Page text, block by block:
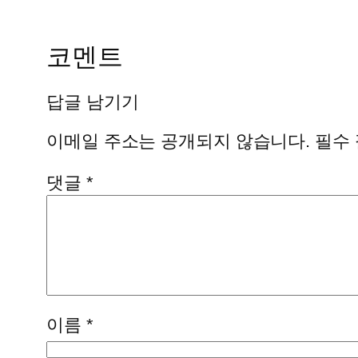
코멘트
답글 남기기
이메일 주소는 공개되지 않습니다. 필수
댓글 *
이름 *